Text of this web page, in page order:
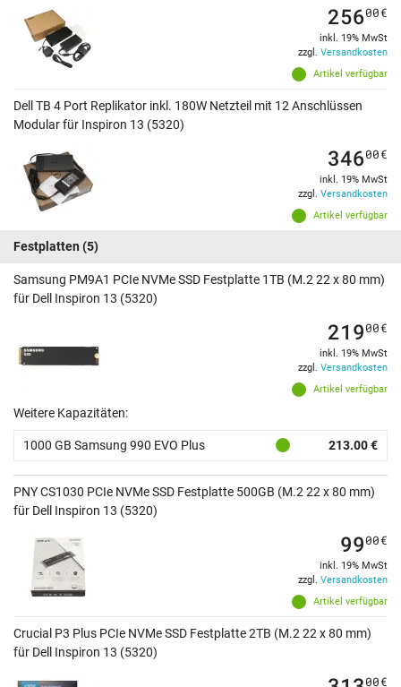
Artikel verfügbar
25600€
inkl. 19% MwSt
zzgl. Versandkosten
Dell TB 4 Port Replikator inkl. 180W Netzteil mit 12 Anschlüssen
Modular für Inspiron 13 (5320)
Artikel verfügbar
34600€
inkl. 19% MwSt
zzgl. Versandkosten
Festplatten (5)
Samsung PM9A1 PCIe NVMe SSD Festplatte 1TB (M.2 22 x 80 mm)
für Dell Inspiron 13 (5320)
Artikel verfügbar
21900€
inkl. 19% MwSt
zzgl. Versandkosten
Weitere Kapazitäten:
1000 GB Samsung 990 EVO Plus 213.00 €
PNY CS1030 PCIe NVMe SSD Festplatte 500GB (M.2 22 x 80 mm)
für Dell Inspiron 13 (5320)
Artikel verfügbar
9900€
inkl. 19% MwSt
zzgl. Versandkosten
Crucial P3 Plus PCIe NVMe SSD Festplatte 2TB (M.2 22 x 80 mm)
für Dell Inspiron 13 (5320)
00€